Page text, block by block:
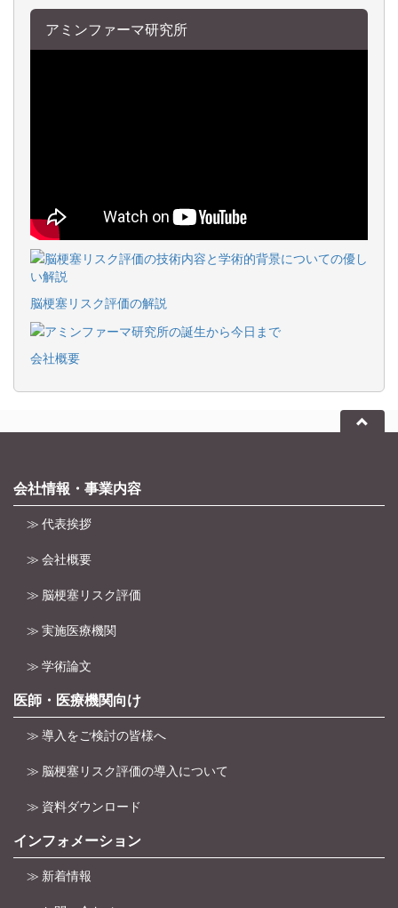
アミンファーマ研究所
脳梗塞リスク評価の解説
会社概要
会社情報・事業内容
≫ 代表挨拶
≫ 会社概要
≫ 脳梗塞リスク評価
≫ 実施医療機関
≫ 学術論文
医師・医療機関向け
≫ 導入をご検討の皆様へ
≫ 脳梗塞リスク評価の導入について
≫ 資料ダウンロード
インフォメーション
≫ 新着情報